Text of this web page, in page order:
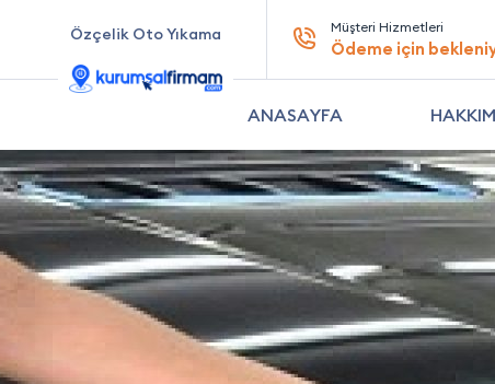
Özçelik Oto Yıkama Müşteri Hizmetleri
Ödeme için
ANASAYFA